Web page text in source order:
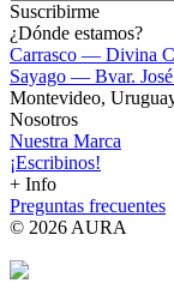
Suscribirme
¿Dónde estamos?
Carrasco — Divina
Sayago — Bvar.
Montevideo,
Nosotros
Nuestra Marca
¡Escribinos!
+ Info
Preguntas frecuentes
© 2026 AURA